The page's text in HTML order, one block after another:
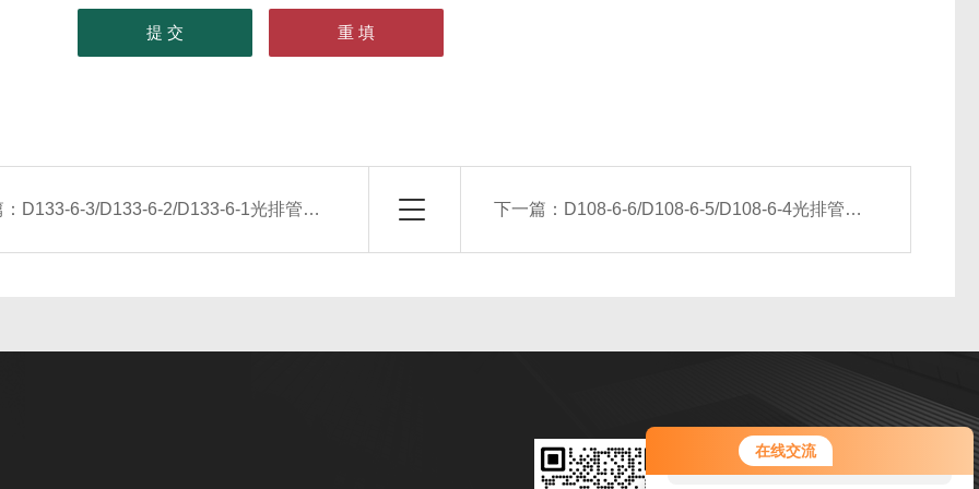
在线交流
您好！欢迎前来咨询，很高兴为您
服务，请问您要咨询什么问题呢？
D133-6-3/D133-6-2/D133-6-1光排管散热器 下一篇： D108-6-6/D108-6-5/D108-6-4光排管散热器
扫码加微信